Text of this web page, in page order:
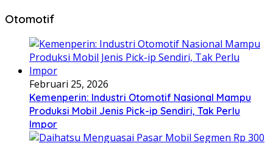
Otomotif
Februari 25, 2026
Kemenperin: Industri Otomotif Nasional Mampu
Produksi Mobil Jenis Pick-ip Sendiri, Tak Perlu
Impor